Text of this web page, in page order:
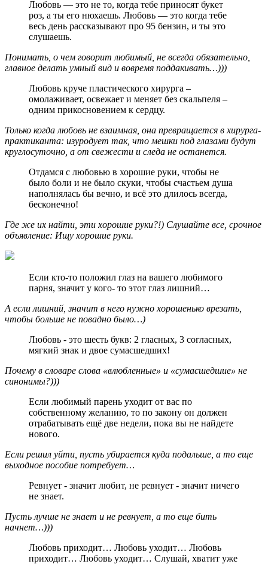
Любовь — это не то, когда тебе приносят букет
роз, а ты его нюхаешь. Любовь — это когда тебе
весь день рассказывают про 95 бензин, и ты это
слушаешь.
Понимать, о чем говорит любимый, не всегда обязательно,
главное делать умный вид и вовремя поддакивать…)))
Любовь круче пластического хирурга –
омолаживает, освежает и меняет без скальпеля –
одним прикосновением к сердцу.
Только когда любовь не взаимная, она превращается в хирурга-
практиканта: изуродует так, что мешки под глазами будут
круглосуточно, а от свежести и следа не останется.
Отдамся с любовью в хорошие руки, чтобы не
было боли и не было скуки, чтобы счастьем душа
наполнялась бы вечно, и всё это длилось всегда,
бесконечно!
Где же их найти, эти хорошие руки?!) Слушайте все, срочное
объявление: Ищу хорошие руки.
Если кто-то положил глаз на вашего любимого
парня, значит у кого- то этот глаз лишний…
А если лишний, значит в него нужно хорошенько врезать,
чтобы больше не повадно было…)
Любовь - это шесть букв: 2 гласных, 3 согласных,
мягкий знак и двое сумасшедших!
Почему в словаре слова «влюбленные» и «сумасшедшие» не
синонимы?)))
Если любимый парень уходит от вас по
собственному желанию, то по закону он должен
отрабатывать ещё две недели, пока вы не найдете
нового.
Если решил уйти, пусть убирается куда подальше, а то еще
выходное пособие потребует…
Ревнует - значит любит, не ревнует - значит ничего
не знает.
Пусть лучше не знает и не ревнует, а то еще бить
начнет…)))
Любовь приходит… Любовь уходит… Любовь
приходит… Любовь уходит… Слушай, хватит уже